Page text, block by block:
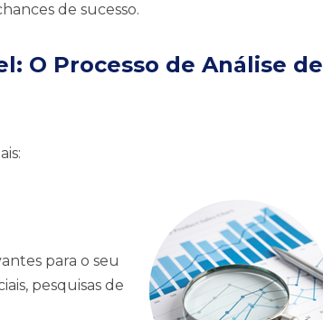
de sucesso.
O Processo de Análise de
para o seu
pesquisas de